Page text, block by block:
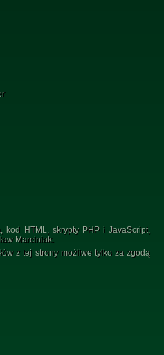
kod HTML, skrypty PHP i JavaScript,
Marciniak.
z tej strony możliwe tylko za zgodą